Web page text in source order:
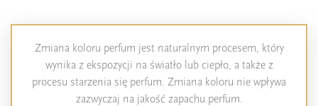
Zmiana koloru perfum jest naturalnym procesem, który
wynika z ekspozycji na światło lub ciepło, a także z
procesu starzenia się perfum. Zmiana koloru nie wpływa
zazwyczaj na jakość zapachu perfum.